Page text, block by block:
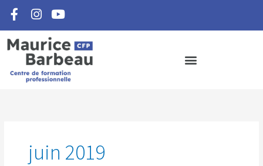
contenu
F
a
c
e
b
o
I
n
s
t
a
g
r
Y
o
u
t
u
b
e
juin 2019